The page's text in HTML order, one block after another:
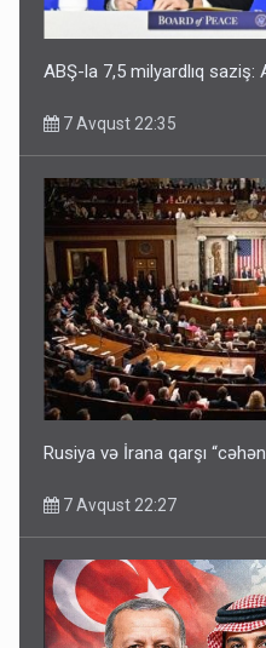
ABŞ-la 7,5 milyardlıq
7 Avqust 22:35
Rusiya və İrana qarşı
7 Avqust 22:27